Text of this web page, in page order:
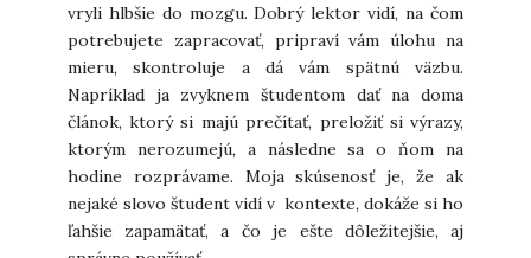
vryli hlbšie do mozgu. Dobrý lektor vidí, na čom
potrebujete zapracovať, pripraví vám úlohu na
mieru, skontroluje a dá vám spätnú väzbu.
Napríklad ja zvyknem študentom dať na doma
článok, ktorý si majú prečítať, preložiť si výrazy,
ktorým nerozumejú, a následne sa o ňom na
hodine rozprávame. Moja skúsenosť je, že ak
nejaké slovo študent vidí v kontexte, dokáže si ho
ľahšie zapamätať, a čo je ešte dôležitejšie, aj